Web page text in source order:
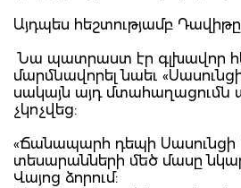
Այդպես հեշտությամբ
Նա պատրաստ էր գլխավոր
մարմնավորել նաեւ
սակայն այդ մտահաղացումն
չկոչվեց:
«Ճանապարհ դեպի Սասունցի
տեսարանների մեծ մասը
Վայոց ձորում: